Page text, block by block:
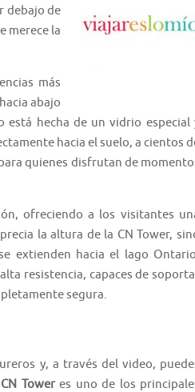
debajo de
merece la
más
abajo
está hecha de un vidrio especial
hacia el suelo, a cientos
quienes disfrutan de
ofreciendo a los visitantes
la altura de la CN Tower,
extienden hacia el lago
resistencia, capaces de
segura.
y, a través del video,
CN Toweres uno de los